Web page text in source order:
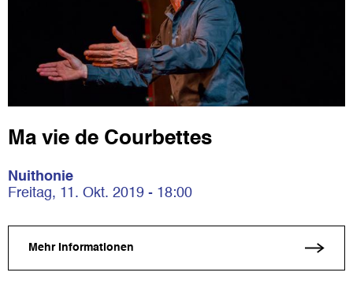
Ma vie de Courbettes
Nuithonie
Freitag, 11. Okt. 2019 - 18:00
Mehr Informationen